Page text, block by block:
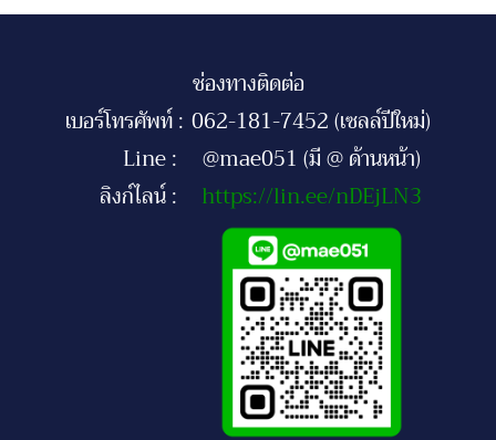
ช่องทางติดต่อ
เบอร์โทรศัพท์ : 062-181-7452 (เซลล์ปีใหม่)
Line :
@mae051 (มี @ ด้านหน้า)
ลิงก์ไลน์ :
https://lin.ee/nDEjLN3